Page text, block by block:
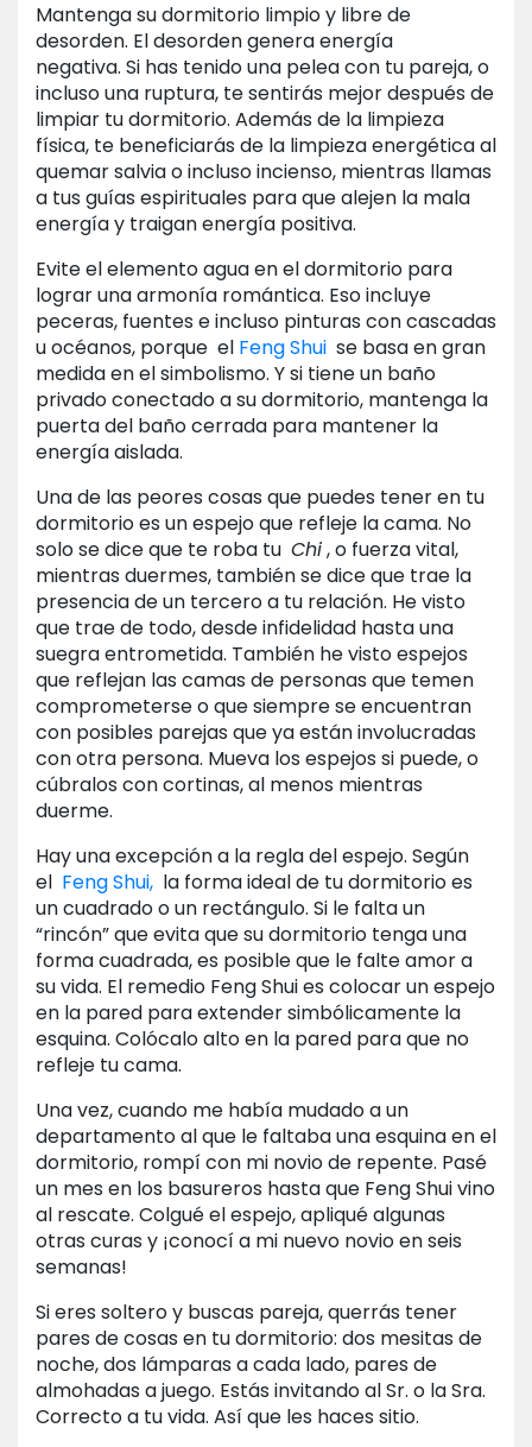
Mantenga su dormitorio limpio y libre de
desorden. El desorden genera energía
negativa. Si has tenido una pelea con tu pareja, o
incluso una ruptura, te sentirás mejor después de
limpiar tu dormitorio. Además de la limpieza
física, te beneficiarás de la limpieza energética al
quemar salvia o incluso incienso, mientras llamas
a tus guías espirituales para que alejen la mala
energía y traigan energía positiva.
Evite el elemento agua en el dormitorio para
lograr una armonía romántica. Eso incluye
peceras, fuentes e incluso pinturas con cascadas
u océanos, porque el Feng Shui se basa en gran
medida en el simbolismo. Y si tiene un baño
privado conectado a su dormitorio, mantenga la
puerta del baño cerrada para mantener la
energía aislada.
Una de las peores cosas que puedes tener en tu
dormitorio es un espejo que refleje la cama. No
solo se dice que te roba tu Chi, o fuerza vital,
mientras duermes, también se dice que trae la
presencia de un tercero a tu relación. He visto
que trae de todo, desde infidelidad hasta una
suegra entrometida. También he visto espejos
que reflejan las camas de personas que temen
comprometerse o que siempre se encuentran
con posibles parejas que ya están involucradas
con otra persona. Mueva los espejos si puede, o
cúbralos con cortinas, al menos mientras
duerme.
Hay una excepción a la regla del espejo. Según
el Feng Shui, la forma ideal de tu dormitorio es
un cuadrado o un rectángulo. Si le falta un
“rincón” que evita que su dormitorio tenga una
forma cuadrada, es posible que le falte amor a
su vida. El remedio Feng Shui es colocar un espejo
en la pared para extender simbólicamente la
esquina. Colócalo alto en la pared para que no
refleje tu cama.
Una vez, cuando me había mudado a un
departamento al que le faltaba una esquina en el
dormitorio, rompí con mi novio de repente. Pasé
un mes en los basureros hasta que Feng Shui vino
al rescate. Colgué el espejo, apliqué algunas
otras curas y ¡conocí a mi nuevo novio en seis
semanas!
Si eres soltero y buscas pareja, querrás tener
pares de cosas en tu dormitorio: dos mesitas de
noche, dos lámparas a cada lado, pares de
almohadas a juego. Estás invitando al Sr. o la Sra.
Correcto a tu vida. Así que les haces sitio.